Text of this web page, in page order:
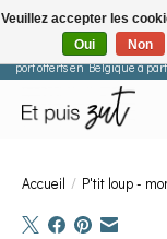
Les commandes passées
port offerts en Belgique à
Accueil / P'tit loup -
Veuillez accepter les
Oui
Non